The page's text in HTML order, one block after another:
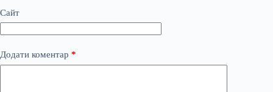
Сайт
Додати коментар *